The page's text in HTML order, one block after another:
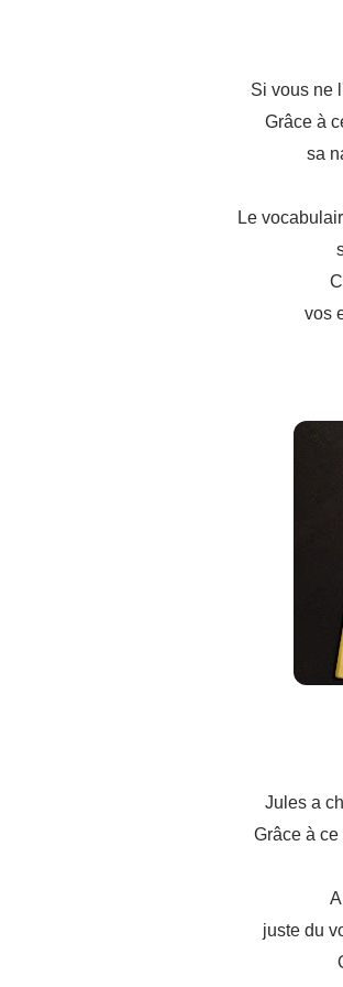
Si vous ne
Grâce à
sa
Le
vos
Jules a
Grâce à
juste du